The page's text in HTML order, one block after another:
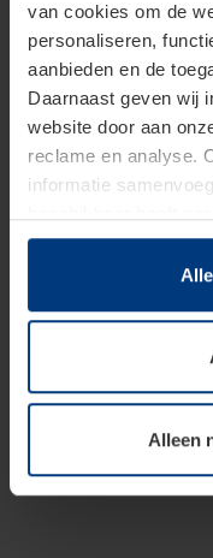
van cookies om de
personaliseren,
aanbieden en de
Daarnaast geven wij
website door aan
reclame en analyse.
informatie
hun diensten hebben
Juridisch hebben wij
van deze pagina's
soorten cookies is
toestemming kunt u
wijzigen of herroepen.
Alleen